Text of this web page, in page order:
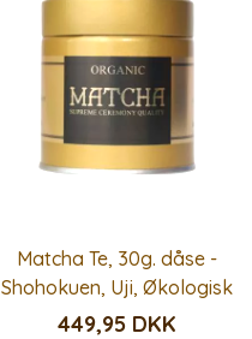
Matcha Te, 30g. dåse -
Shohokuen, Uji, Økologisk
449,95 DKK